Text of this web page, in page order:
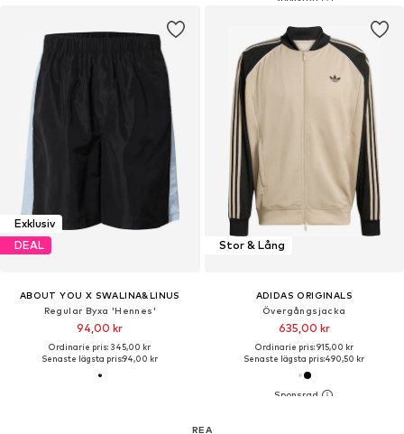
Exklusiv
DEAL
ABOUT YOU X SWALINA&LINUS
Regular Byxa 'Hennes'
94,00 kr
Ordinarie pris: 345,00 kr
Senaste lägsta pris:94,00 kr
Stor & Lång
ADIDAS ORIGINALS
Övergångsjacka
635,00 kr
Ordinarie pris: 915,00 kr
Senaste lägsta pris:490,50 kr
REA